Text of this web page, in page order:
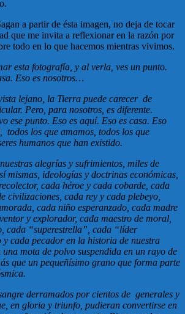
a partir de ésta imagen, no deja de tocar
que me invita a reflexionar en la razón por
todo en lo que hacemos mientras vivimos.
esta fotografía, y al verla, ves un punto.
Eso es nosotros…
lejano, la Tierra puede carecer de
Pero, para nosotros, es diferente.
ese punto. Eso es aquí. Eso es casa. Eso
todos los que amamos, todos los que
humanos que han existido.
alegrías y sufrimientos, miles de
mismas, ideologías y doctrinas económicas,
cada héroe y cada cobarde, cada
civilizaciones, cada rey y cada plebeyo,
cada niño esperanzado, cada madre
y explorador, cada maestro de moral,
cada “superestrella”, cada “líder
y cada pecador en la historia de nuestra
mota de polvo suspendida en un rayo de
que un pequeñísimo grano que forma parte
derramados por cientos de generales y
en gloria y triunfo, pudieran convertirse en